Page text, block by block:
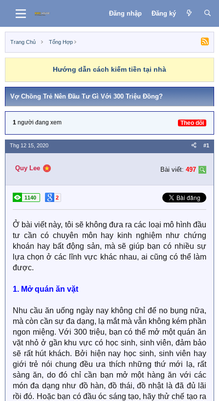
Đăng nhập Đăng ký
Trang Chủ Tổng Hợp
Hướng dẫn cách kiếm tiền tại nhà
Vợ Chồng Trẻ Nên Đầu Tư Gì Với 300 Triệu Đồng?
1 người đang xem Theo dõi
Thg 12 15, 2020 #1
Quy Lee Bài viết: 497
1140 2
Ở bài viết này, tôi sẽ không đưa ra các loại mô hình đầu
tư cần có chuyên môn hay kinh nghiệm như chứng
khoán hay bất động sản, mà sẽ giúp bạn có nhiều sự
lựa chọn ở các lĩnh vực khác nhau, ai cũng có thể làm
được.
1. Mở quán ăn vặt
Nhu cầu ăn uống ngày nay không chỉ để no bụng nữa,
mà còn cần sự đa dạng, lạ mắt mà vẫn không kém phần
ngon miệng. Với 300 triệu, bạn có thể mở một quán ăn
vặt nhỏ ở gần khu vực có học sinh, sinh viên, đảm bảo
sẽ rất hút khách. Bởi hiện nay học sinh, sinh viên hay
giới trẻ nói chung đều ưa thích những thứ mới lạ, rất
sàng ăn, do đó chỉ cần bạn mở một hàng ăn với các
món đa dạng như đồ hàn, đồ thái, đồ nhật là đã đủ lãi
rồi đó. Hoặc bạn có đầu óc sáng tạo, hãy thử chế tạo ra